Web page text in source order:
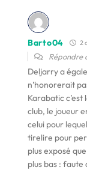
Barto04 2
Répondre
Deljarry a
n’honorerait
Karabatic
club, le joueur
celui pour
tirelire pour
plus exposé
plus bas :